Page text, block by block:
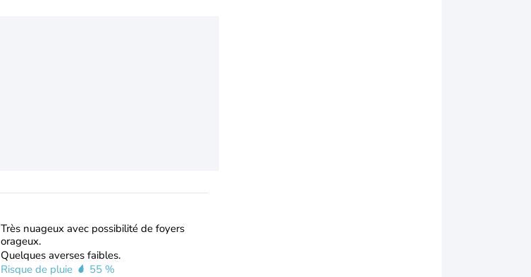
Très nuageux avec possibilité de foyers
orageux.
Quelques averses faibles.
Risque de pluie
55 %